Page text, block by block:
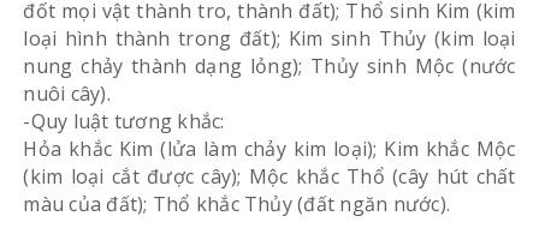
đốt mọi vật thành tro, thành đất); Thổ sinh Kim (kim
loại hình thành trong đất); Kim sinh Thủy (kim loại
nung chảy thành dạng lỏng); Thủy sinh Mộc (nước
nuôi cây).
-Quy luật tương khắc:
Hỏa khắc Kim (lửa làm chảy kim loại); Kim khắc Mộc
(kim loại cắt được cây); Mộc khắc Thổ (cây hút chất
màu của đất); Thổ khắc Thủy (đất ngăn nước).